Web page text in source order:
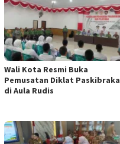
Wali Kota Resmi Buka
Pemusatan Diklat Paskibraka
di Aula Rudis